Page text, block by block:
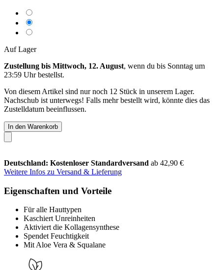
Auf Lager
Zustellung bis Mittwoch, 12. August, wenn du bis Sonntag um
23:59 Uhrbestellst.
Von diesem Artikel sind nur noch 12 Stück in unserem Lager.
Nachschub ist unterwegs! Falls mehr bestellt wird, könnte dies das
Zustelldatum beeinflussen.
In den Warenkorb
Deutschland: Kostenloser Standardversand ab 42,90 €
Weitere Infos zu Versand & Lieferung
Eigenschaften und Vorteile
Für alle Hauttypen
Kaschiert Unreinheiten
Aktiviert die Kollagensynthese
Spendet Feuchtigkeit
Mit Aloe Vera & Squalane